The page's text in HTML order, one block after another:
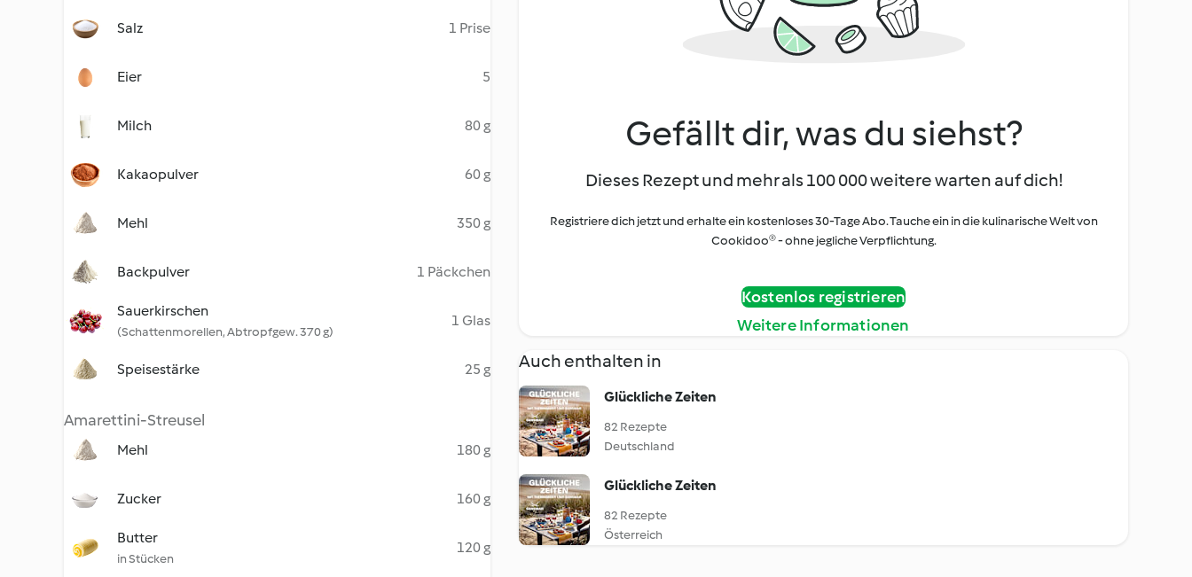
Salz 1 Prise
Eier 5
Milch 80 g
Kakaopulver 60 g
Mehl 350 g
Backpulver 1 Päckchen
Sauerkirschen
(Schattenmorellen, Abtropfgew. 370 g)
1 Glas
Speisestärke 25 g
Amarettini-Streusel
Mehl 180 g
Zucker 160 g
Butter
in Stücken
120 g
Gefällt dir, was du siehst?
Dieses Rezept und mehr als 100 000 weitere warten auf dich!
Registriere dich jetzt und erhalte ein kostenloses 30-Tage Abo. Tauche ein in die kulinarische Welt von
Cookidoo® - ohne jegliche Verpflichtung.
Kostenlos registrieren
Weitere Informationen
Auch enthalten in
Glückliche Zeiten
82 Rezepte
Deutschland
Glückliche Zeiten
82 Rezepte
Österreich